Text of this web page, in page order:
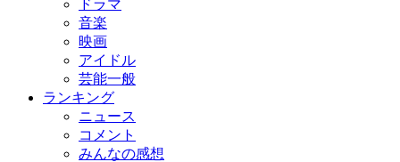
ドラマ
音楽
映画
アイドル
芸能一般
ランキング
ニュース
コメント
みんなの感想